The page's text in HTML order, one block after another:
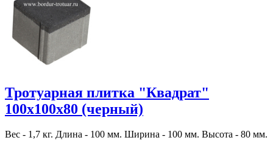
Тротуарная плитка "Квадрат"
100х100х80 (черный)
Вес - 1,7 кг. Длина - 100 мм. Ширина - 100 мм. Высота - 80 мм.